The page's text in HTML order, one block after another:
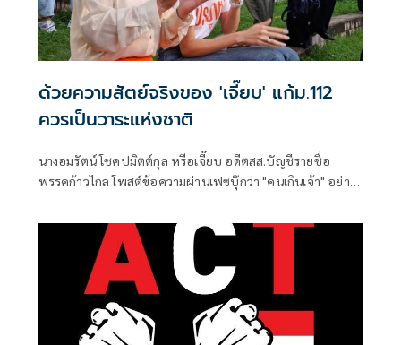
ด้วยความสัตย์จริงของ 'เจี๊ยบ' แก้ม.112
ควรเป็นวาระแห่งชาติ
นางอมรัตน์ โชคปมิตต์กุล หรือเจี๊ยบ อดีตสส.บัญชีรายชื่อ
พรรคก้าวไกล โพสต์ข้อความผ่านเฟซบุ๊กว่า "คนเกินเจ้า" อย่าง